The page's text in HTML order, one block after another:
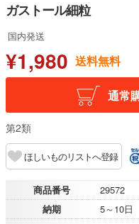
ガストール細粒
国内発送
¥1,980 送料無料
通常
第2類
ほしいものリストへ登録
商品番号
29572
納期
5～10日